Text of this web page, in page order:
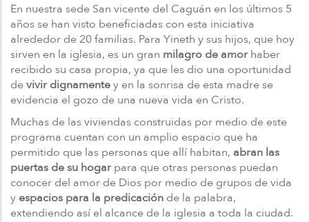
En nuestra sede San vicente del Caguán en los últimos 5
años se han visto beneficiadas con esta iniciativa
alrededor de 20 familias. Para Yineth y sus hijos, que hoy
sirven en la iglesia, es un gran milagro de amorhaber
recibido su casa propia, ya que les dio una oportunidad
devivir dignamentey en la sonrisa de esta madre se
evidencia el gozo de una nueva vida en Cristo.
Muchas de las viviendas construidas por medio de este
programa cuentan con un amplio espacio que ha
permitido que las personas que allí habitan, abran las
puertas de su hogarpara que otras personas puedan
conocer del amor de Dios por medio de grupos de vida
y espacios para la predicación de la palabra,
extendiendo así el alcance de la iglesia a toda la ciudad.